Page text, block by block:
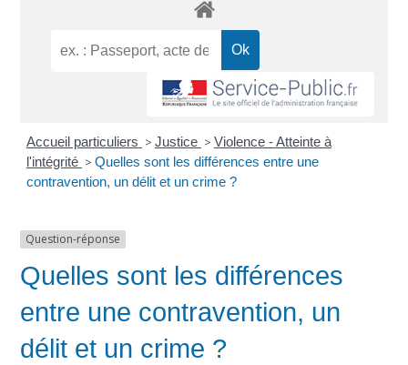
Accueil particuliers > Justice > Violence - Atteinte à
l'intégrité > Quelles sont les différences entre une
contravention, un délit et un crime ?
Question-réponse
Quelles sont les différences
entre une contravention, un
délit et un crime ?